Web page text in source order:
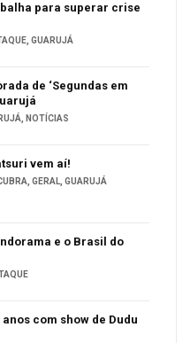
para superar crise
, GUARUJÁ
de ‘Segundas em
, NOTÍCIAS
vem aí!
, GERAL, GUARUJÁ
e o Brasil do
com show de Dudu